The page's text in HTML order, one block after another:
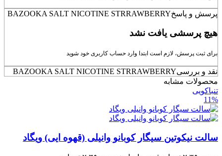
پرسش و پاسخBAZOOKA SALT NICOTINE STRRAWBERRY
هیچ پرسشی یافت نشد
برای ثبت پرسش، لازم است ابتدا وارد حساب کاربری خود شوید
نقد و بررسیBAZOOKA SALT NICOTINE STRRAWBERRY
محصولات مشابه
تنباکویی
11%
سالت نیکوتین سیگار کوبانو وانیلی (قهوه ایی) ویگاد